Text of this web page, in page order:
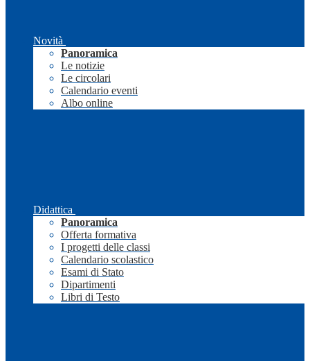
Novità
Panoramica
Le notizie
Le circolari
Calendario eventi
Albo online
Didattica
Panoramica
Offerta formativa
I progetti delle classi
Calendario scolastico
Esami di Stato
Dipartimenti
Libri di Testo